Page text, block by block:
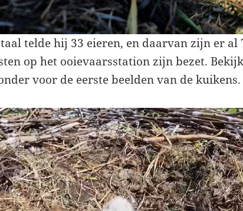
telde hij 33 eieren, en daarvan zijn er al
op het ooievaarsstation zijn bezet.
voor de eerste beelden van de